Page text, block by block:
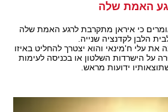
האמת שלה
כי איראן מתקרבת לרגע האמת שלה
הלבן לקדנציה שנייה.
את עלי ח'מינאי והוא יצטרך להחליט באיזו
על הישרדות השלטון או בכניסה לעימות
ידועות מראש.